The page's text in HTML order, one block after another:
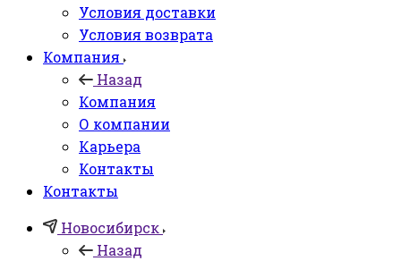
Условия доставки
Условия возврата
Компания
Назад
Компания
О компании
Карьера
Контакты
Контакты
Новосибирск
Назад